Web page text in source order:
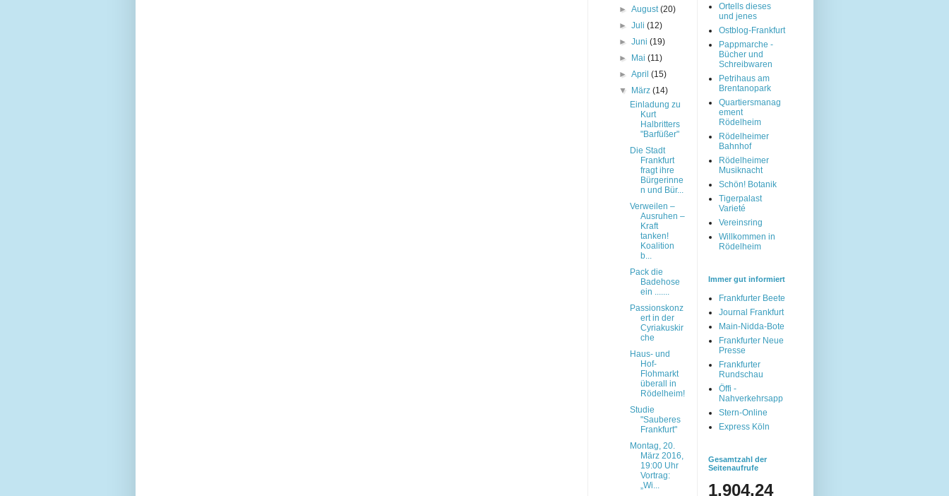
►August(20)
►Juli(12)
►Juni(19)
►
Mai(11)
►April(15)
▼
März(14)
Einladung zu
Kurt
Halbritters
"Barfüßer"
Die Stadt
Frankfurt
fragt ihre
Bürgerinne
n und Bür...
Verweilen –
Ausruhen –
Kraft
tanken!
Koalition
b...
Pack die
Badehose
ein .......
Passionskonz
ert in der
Cyriakuskir
che
Haus- und
Hof-
Flohmarkt
überall in
Rödelheim!
Studie
"Sauberes
Frankfurt"
Montag, 20.
März 2016,
19:00 Uhr
Vortrag:
„Wi...
Ortells dieses
und jenes
Ostblog-Frankfurt
Pappmarche -
Bücher und
Schreibwaren
Petrihaus am
Brentanopark
Quartiersmanag
ement
Rödelheim
Rödelheimer
Bahnhof
Rödelheimer
Musiknacht
Schön! Botanik
Tigerpalast
Varieté
Vereinsring
Willkommen in
Rödelheim
Immer gut informiert
Frankfurter Beete
Journal Frankfurt
Main-Nidda-Bote
Frankfurter Neue
Presse
Frankfurter
Rundschau
Öffi -
Nahverkehrsapp
Stern-Online
Express Köln
Gesamtzahl der
Seitenaufrufe
1,904,24